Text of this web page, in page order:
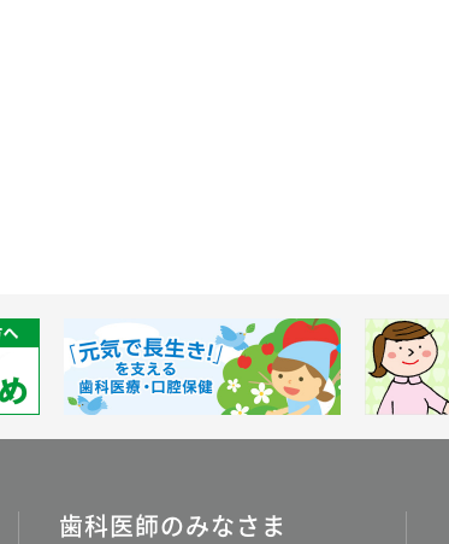
歯科医師のみなさま